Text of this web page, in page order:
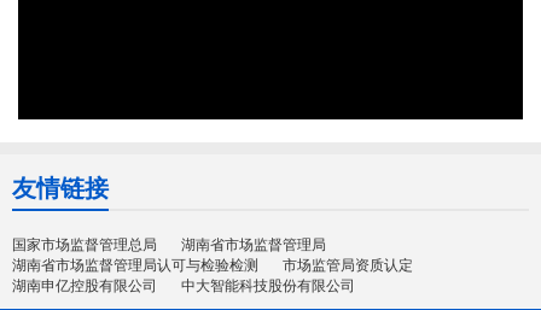
友情链接
国家市场监督管理总局
湖南省市场监督管理局
湖南省市场监督管理局认可与检验检测
市场监管局资质认定
湖南申亿控股有限公司
中大智能科技股份有限公司